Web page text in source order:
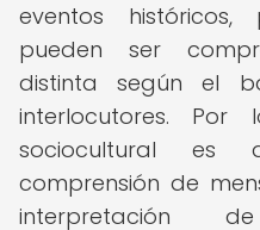
eventos
pueden ser
distinta según el
interlocutores.
sociocultural es
comprensión de
interpretación